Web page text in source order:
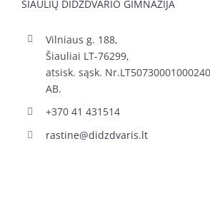
ŠIAULIŲ DIDŽDVARIO GIMNAZIJA
Vilniaus g. 188,
Šiauliai LT-76299,
atsisk. sąsk.
AB.
+370 41 431514
rastine@didzdvaris.lt